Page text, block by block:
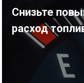
Снизьте
расход